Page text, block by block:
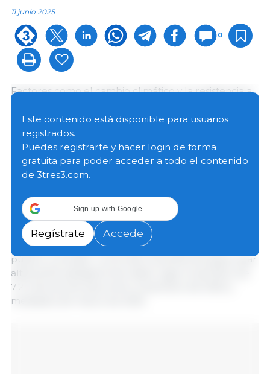
11 junio 2025
0
Factores como el cambio climático y la resistencia a
de la frecuencia de los brotes y una mayor
vulnerabilidad del ganado, pero el gobierno carece
de una estrategia y un plan de acción para mejorar la
resiliencia frente a las enfermedades animales.
han tenido un impacto económico significativo. Por
ejemplo, el grave brote de fiebre aftosa de 2001
supuso un costo estimado de 13 800 millones de
libras (a precios de 2023-24) para los sectores
público y privado. Los brotes recientes de gripe aviar
altamente patógena han dado lugar al sacrificio de
7.2 millones de aves entre noviembre de 2020 y
mediados de marzo de 2025.
Este contenido está disponible para usuarios
registrados.
Puedes registrarte y hacer login de forma
gratuita para poder acceder a todo el contenido
de 3tres3.com.
Sign up with Google
Regístrate Accede